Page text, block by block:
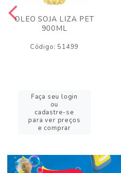
OLEO SOJA LIZA PET
900ML
Código: 51499
Faça seu login
ou
cadastre-se
para ver preços
e comprar